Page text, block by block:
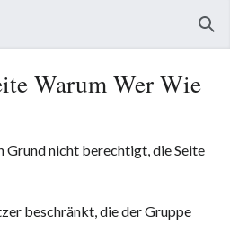
Warum Wer Wie
Grund nicht berechtigt, die Seite
beschränkt, die der Gruppe